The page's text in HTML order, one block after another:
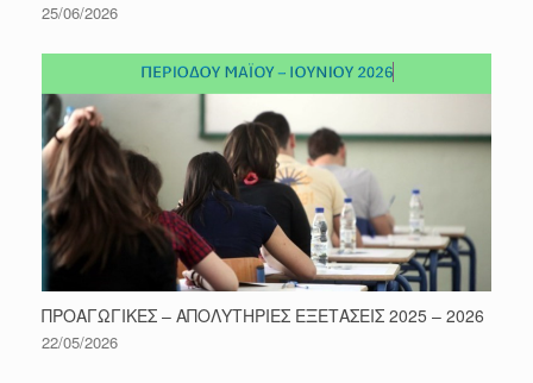
25/06/2026
ΠΡΟΑΓΩΓΙΚΕΣ – ΑΠΟΛΥΤΗΡΙΕΣ ΕΞΕΤΑΣΕΙΣ 2025 – 2026
22/05/2026